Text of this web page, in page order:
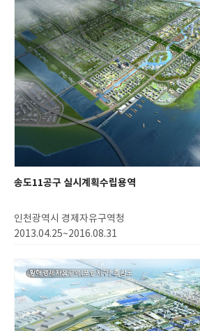
송도11공구 실시계획수립용역
인천광역시 경제자유구역청
2013.04.25~2016.08.31